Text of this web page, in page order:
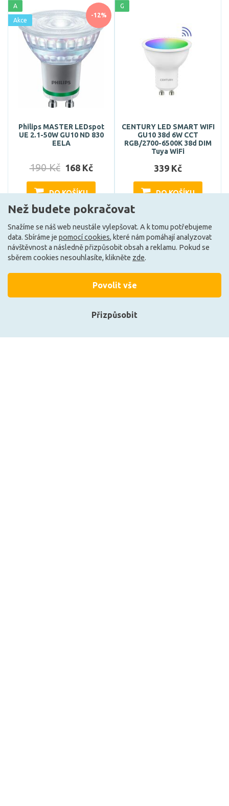
-12%
A
Akce
Philips MASTER LEDspot
UE 2.1-50W GU10 ND 830
EELA
190 Kč 168 Kč
DO KOŠÍKU
Skladem e-shop (4 ks)
G
CENTURY LED SMART WIFI
GU10 38d 6W CCT
RGB/2700-6500K 38d DIM
Tuya WiFi
339 Kč
DO KOŠÍKU
Může být u Vás 16. 9.
G A
Než budete pokračovat
Snažíme se náš web neustále vylepšovat. A k tomu potřebujeme
data. Sbíráme je pomocí cookies, které nám pomáhají analyzovat
návštěvnost a následně přizpůsobit obsah a reklamu. Pokud se
sběrem cookies nesouhlasíte, klikněte zde.
Přizpůsobit
Povolit vše